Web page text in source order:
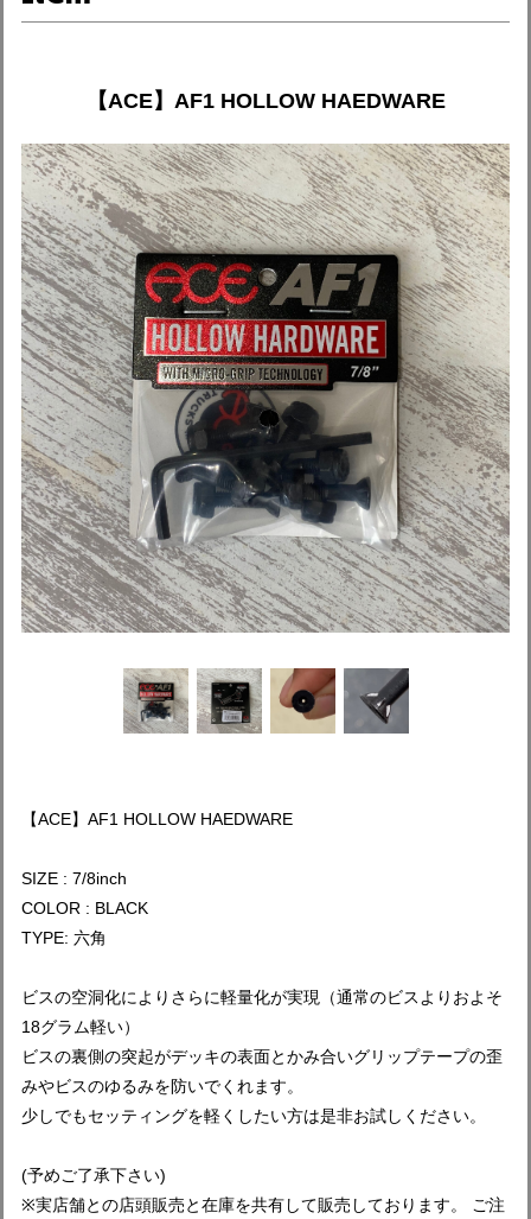
【ACE】AF1 HOLLOW HAEDWARE
【ACE】AF1 HOLLOW HAEDWARE
SIZE : 7/8inch
COLOR : BLACK
TYPE: 六角
ビスの空洞化によりさらに軽量化が実現（通常のビスよりおよそ
18グラム軽い）
ビスの裏側の突起がデッキの表面とかみ合いグリップテープの歪
みやビスのゆるみを防いでくれます。
少しでもセッティングを軽くしたい方は是非お試しください。
(予めご了承下さい)
※実店舗との店頭販売と在庫を共有して販売しております。 ご注